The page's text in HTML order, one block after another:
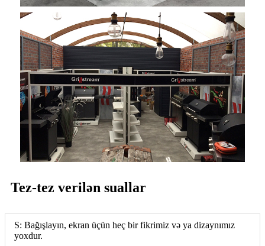
Tez-tez verilən suallar
S: Bağışlayın, ekran üçün heç bir fikrimiz və ya dizaynımız
yoxdur.